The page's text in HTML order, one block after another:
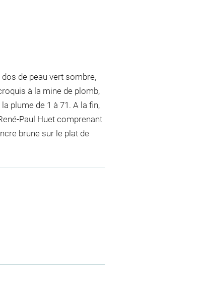
de peau vert sombre,
à la mine de plomb,
plume de 1 à 71. A la fin,
Paul Huet comprenant
brune sur le plat de